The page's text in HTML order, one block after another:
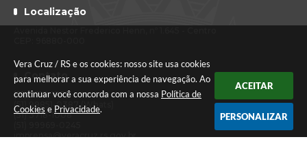
Vera Cruz / RS e os cookies: nosso site usa cookies
para melhorar a sua experiência de navegação. Ao
continuar você concorda com a nossa Política de
Cookies e Privacidade.
ACEITAR
PERSONALIZAR
Localização
Contato
(51) 3718-1222
(51) 99851-0387 (Whats)
(51) 3718-1008
imprensa@veracruz.rs.gov.br